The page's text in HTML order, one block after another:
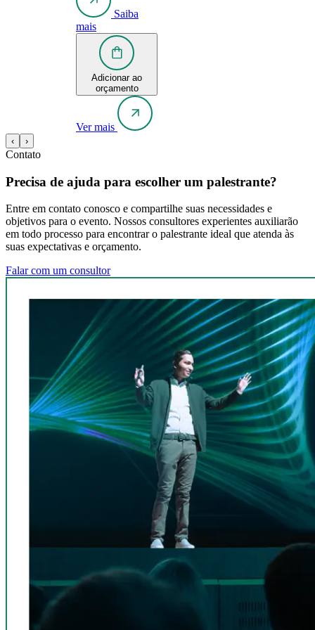
Saiba
mais
Adicionar ao
orçamento
Ver mais
‹ ›
Contato
Precisa de ajuda para escolher um palestrante?
Entre em contato conosco e compartilhe suas necessidades e
objetivos para o evento. Nossos consultores experientes auxiliarão
em todo processo para encontrar o palestrante ideal que atenda às
suas expectativas e orçamento.
Falar com um consultor